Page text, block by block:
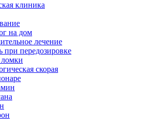
клиника
на дом
лечение
передозировке
скорая